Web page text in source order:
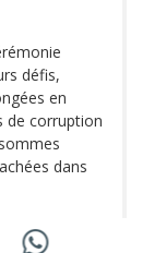
défis,
en
de corruption
dans